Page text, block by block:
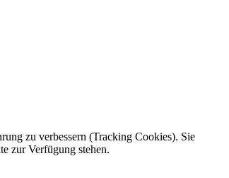
zu verbessern (Tracking Cookies). Sie
zur Verfügung stehen.